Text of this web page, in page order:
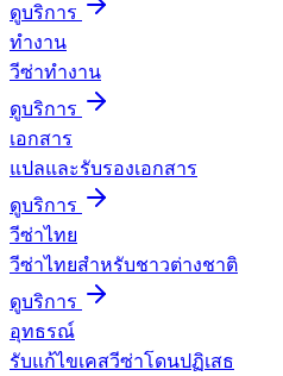
ดูบริการ
ทำงาน
วีซ่าทำงาน
ดูบริการ
เอกสาร
แปลและรับรองเอกสาร
ดูบริการ
วีซ่าไทย
วีซ่าไทยสำหรับชาวต่างชาติ
ดูบริการ
อุทธรณ์
รับแก้ไขเคสวีซ่าโดนปฏิเสธ